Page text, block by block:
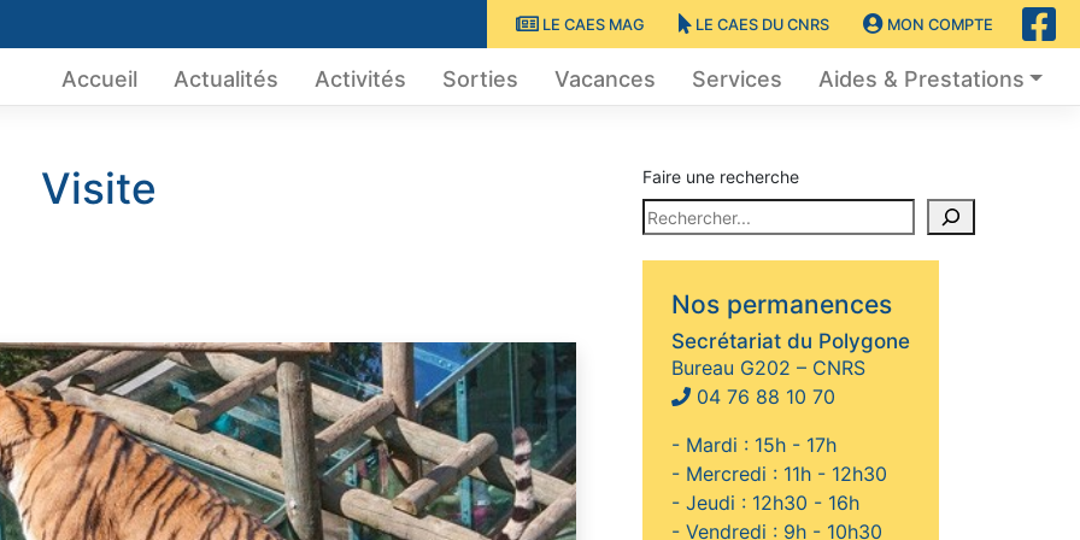
LE CAES MAG LE CAES DU CNRS MON COMPTE
Accueil Actualités Activités Sorties Vacances Services Aides & Prestations
Visite Faire une recherche
Nos permanences
Secrétariat du Polygone
Bureau G202 – CNRS
04 76 88 10 70
- Mardi : 15h - 17h
- Mercredi : 11h - 12h30
- Jeudi : 12h30 - 16h
- Vendredi : 9h - 10h30